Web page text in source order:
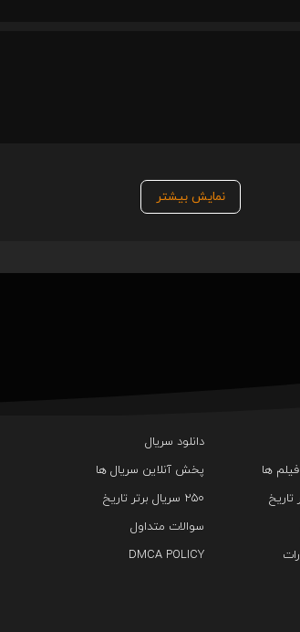
نمایش بیشتر
دانلود سریال‌
ها
پخش آنلاین سریال ها
۲۵۰ سریال برتر تاریخ
سوالات متداول
DMCA POLICY